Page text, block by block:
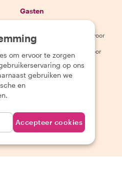
Gasten
Annuleringsvoorwaarden voor
gasten
Algemene voorwaarden voor
gasten
Download onze app
om ervoor te zorgen
op ons
gebruiken we
en
Accepteer cookies